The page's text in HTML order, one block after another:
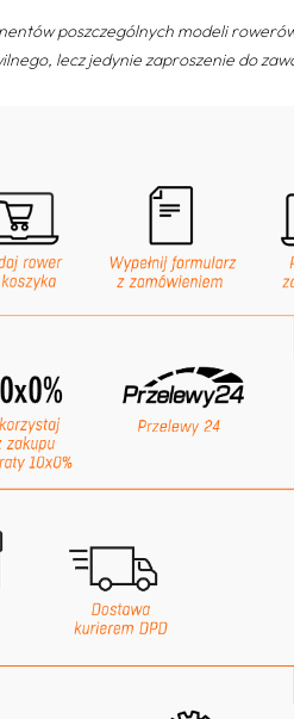
poszczególnych modeli
lecz jedynie zaproszenie do